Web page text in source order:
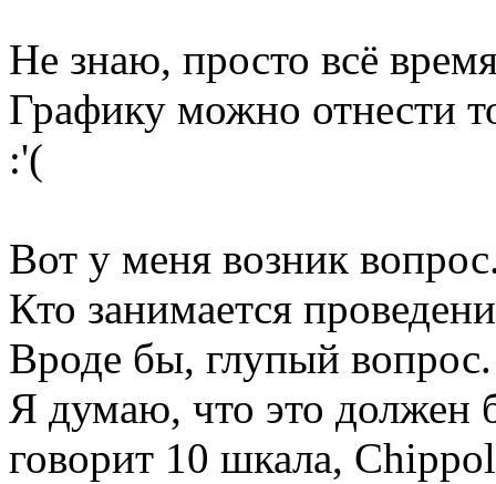
Не знаю, просто всё
Графику можно отнести
:'(
Вот у меня возник
Кто занимается
Вроде бы, глупый вопрос.
Я думаю, что это должен
говорит 10 шкала,